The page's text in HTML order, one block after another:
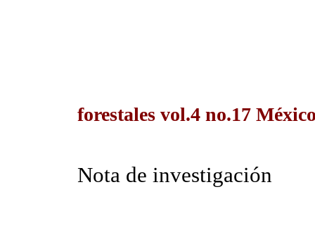
forestales vol.4 no.17
Nota de investigación